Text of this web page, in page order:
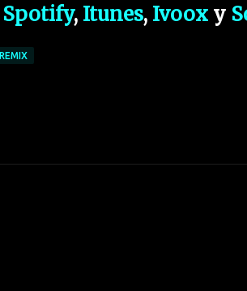
Spotify, Itunes, Ivooxy
REMIX